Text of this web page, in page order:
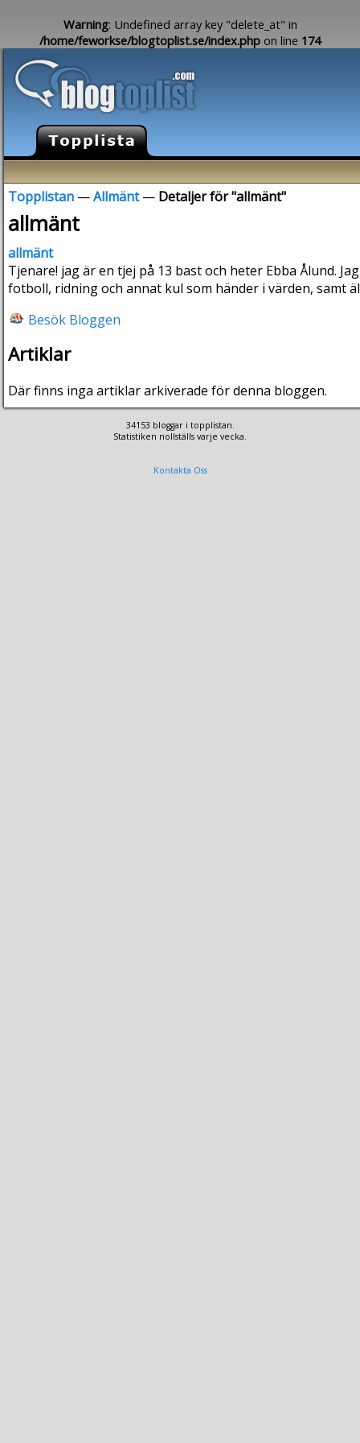
Warning: Undefined array key "delete_at" in
/home/feworkse/blogtoplist.se/index.php on line 174
Topplistan —Allmänt— Detaljer för "allmänt"
allmänt
allmänt
Tjenare! jag är en tjej på 13 bast och heter Ebba Ålund.
fotboll, ridning och annat kul som händer i värden, samt
Besök Bloggen
Artiklar
Där finns inga artiklar arkiverade för denna bloggen.
34153 bloggar i topplistan.
Statistiken nollställs varje vecka.
Kontakta Oss